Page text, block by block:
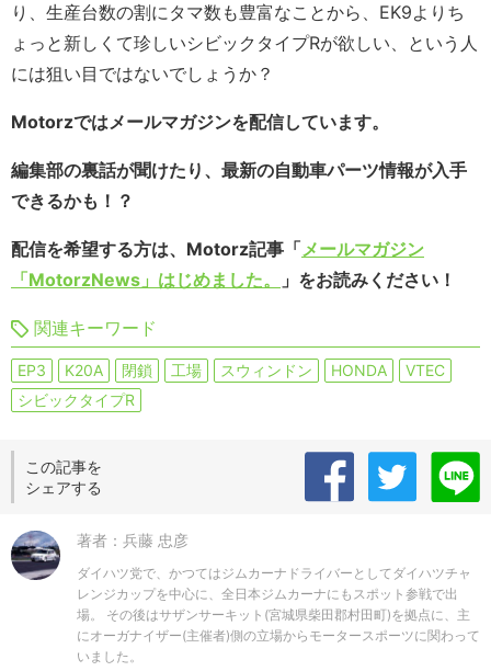
り、生産台数の割にタマ数も豊富なことから、EK9よりち
ょっと新しくて珍しいシビックタイプRが欲しい、という人
には狙い目ではないでしょうか？
Motorzではメールマガジンを配信しています。
編集部の裏話が聞けたり、最新の自動車パーツ情報が入手
できるかも！？
配信を希望する方は、Motorz記事「メールマガジン
「MotorzNews」はじめました。
」をお読みください！
関連キーワード
EP3 K20A 閉鎖 工場 スウィンドン HONDA
VTEC
シビックタイプR
この記事を
シェアする
著者：兵藤 忠彦
ダイハツ党で、かつてはジムカーナドライバーとしてダイハツチャ
レンジカップを中心に、全日本ジムカーナにもスポット参戦で出
場。 その後はサザンサーキット(宮城県柴田郡村田町)を拠点に、主
にオーガナイザー(主催者)側の立場からモータースポーツに関わって
いました。